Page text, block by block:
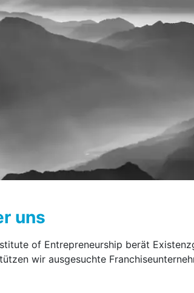
uns
of Entrepreneurship berät
wir ausgesuchte